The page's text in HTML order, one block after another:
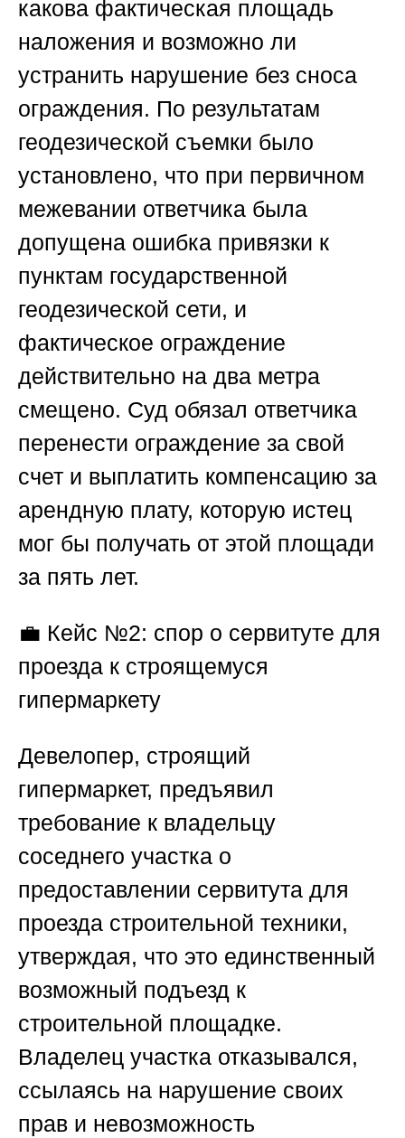
какова фактическая площадь
наложения и возможно ли
устранить нарушение без сноса
ограждения. По результатам
геодезической съемки было
установлено, что при первичном
межевании ответчика была
допущена ошибка привязки к
пунктам государственной
геодезической сети, и
фактическое ограждение
действительно на два метра
смещено. Суд обязал ответчика
перенести ограждение за свой
счет и выплатить компенсацию за
арендную плату, которую истец
мог бы получать от этой площади
за пять лет.
💼 Кейс №2: спор о сервитуте для
проезда к строящемуся
гипермаркету
Девелопер, строящий
гипермаркет, предъявил
требование к владельцу
соседнего участка о
предоставлении сервитута для
проезда строительной техники,
утверждая, что это единственный
возможный подъезд к
строительной площадке.
Владелец участка отказывался,
ссылаясь на нарушение своих
прав и невозможность